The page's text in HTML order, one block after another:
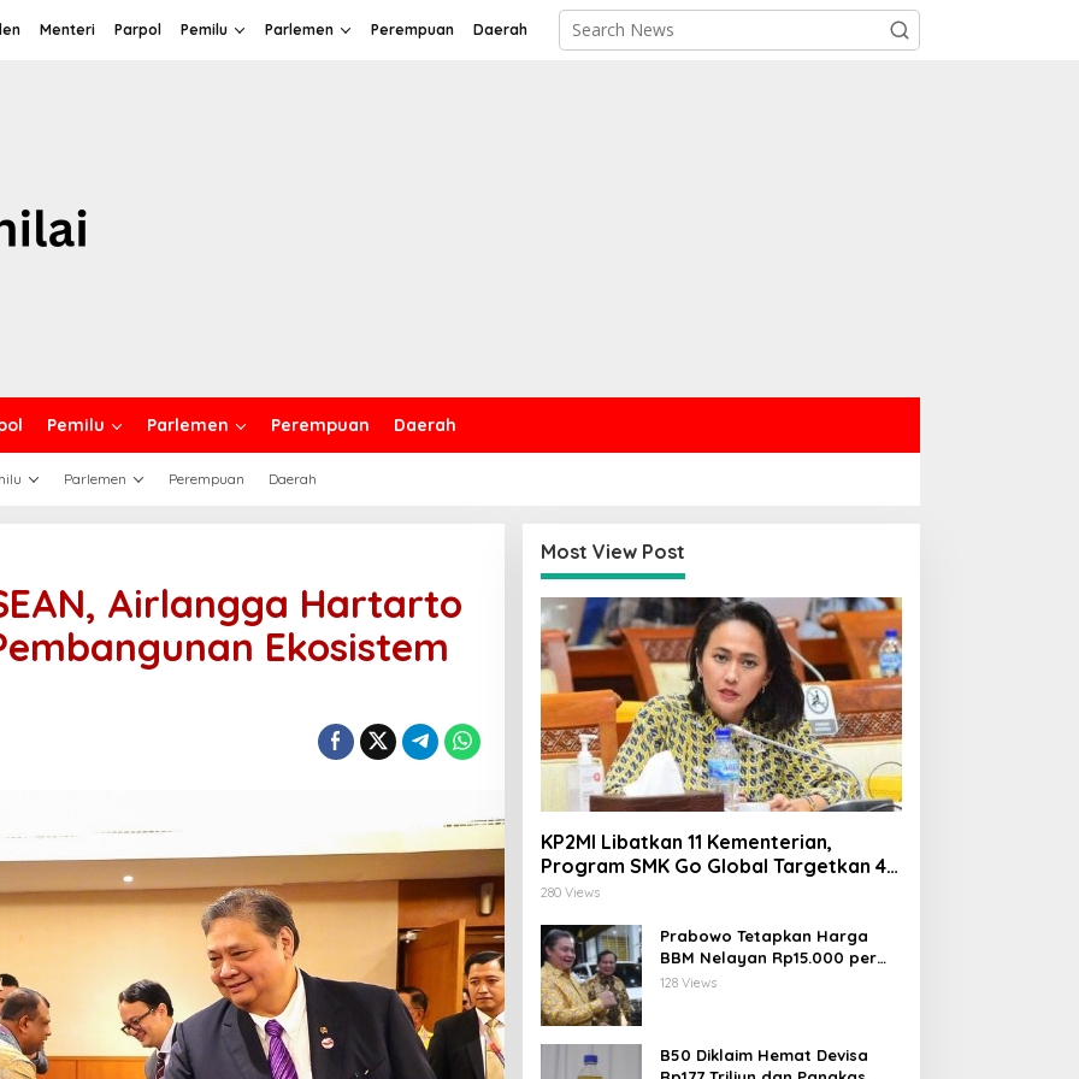
Menteri Parpol Pemilu Parlemen Perempuan Daerah
Pemilu Parlemen Perempuan Daerah
Parlemen Perempuan Daerah
Airlangga Hartarto
Ekosistem
Most View Post
KP2MI Libatkan 11 Kementerian,
Program SMK Go Global Targetkan 40
Ribu Peserta Tahun Ini
280 Views
Prabowo Tetapkan Harga
BBM Nelayan Rp15.000 per
Liter, Berlaku untuk Kapal 30-
128 Views
B50 Diklaim Hemat Devisa